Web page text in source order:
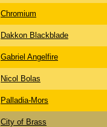
Chromium
Dakkon Blackblade
Gabriel Angelfire
Nicol Bolas
Palladia-Mors
City of Brass